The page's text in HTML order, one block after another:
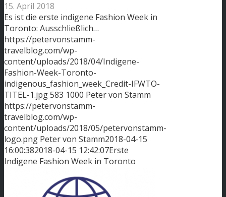
15. April 2018
Es ist die erste indigene Fashion Week in
Toronto: Ausschließlich…
https://petervonstamm-
travelblog.com/wp-
content/uploads/2018/04/Indigene-
Fashion-Week-Toronto-
indigenous_fashion_week_Credit-IFWTO-
TITEL-1.jpg583 1000 Peter von Stamm
https://petervonstamm-
travelblog.com/wp-
content/uploads/2018/05/petervonstamm-
logo.png Peter von Stamm2018-04-15
16:00:382018-04-15 12:42:07Erste
Indigene Fashion Week in Toronto